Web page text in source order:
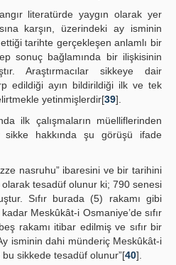
literatürde yaygın olarak yer
karşın, üzerindeki ay isminin
tarihte gerçekleşen anlamlı bir
sonuç bağlamında bir ilişkisinin
Araştırmacılar sikkeye dair
edildiği ayın bildirildiği ilk ve tek
yetinmişlerdir[39].
ilk çalışmaların müelliflerinden
hakkında şu görüşü ifade
nasruhu” ibaresini ve bir tarihini
tesadüf olunur ki; 790 senesi
Sıfır burada (5) rakamı gibi
Meskûkât-i Osmaniye’de sıfır
rakamı itibar edilmiş ve sıfır bir
isminin dahi münderiç Meskûkât-i
bu sikkede tesadüf olunur”[40].